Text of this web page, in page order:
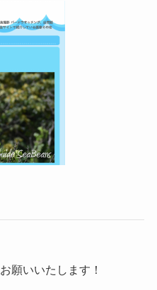
願いいたします！